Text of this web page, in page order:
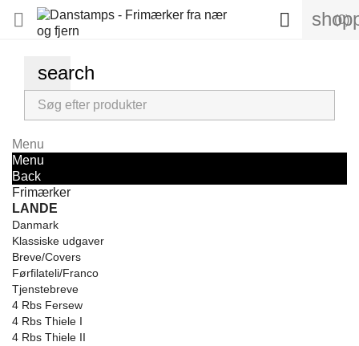
 (0)

search
Menu
Menu
Back
Frimærker
LANDE
Danmark
Klassiske udgaver
Breve/Covers
Førfilateli/Franco
Tjenstebreve
4 Rbs Fersew
4 Rbs Thiele I
4 Rbs Thiele II